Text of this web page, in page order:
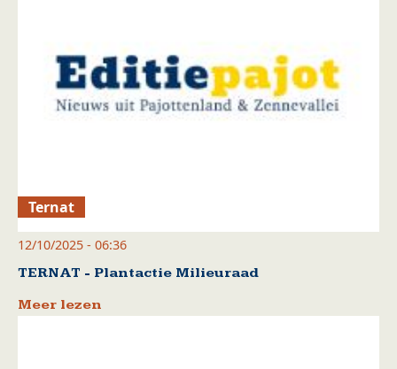
Ternat
12/10/2025 - 06:36
TERNAT - Plantactie Milieuraad
Meer lezen